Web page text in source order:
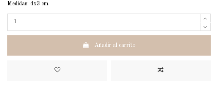
Medidas: 4x3 cm.
Añadir al carrito